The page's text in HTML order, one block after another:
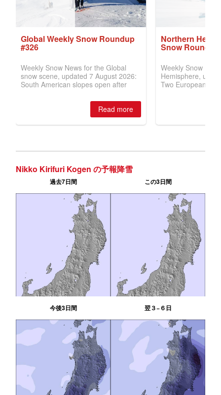
Nikko Kirifuri Kogen の予報降雪
過去7日間 この3日間
今後3日間 翌３−６日